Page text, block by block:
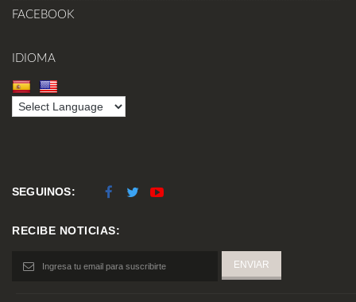
FACEBOOK
IDIOMA
SEGUINOS:
RECIBE NOTICIAS: